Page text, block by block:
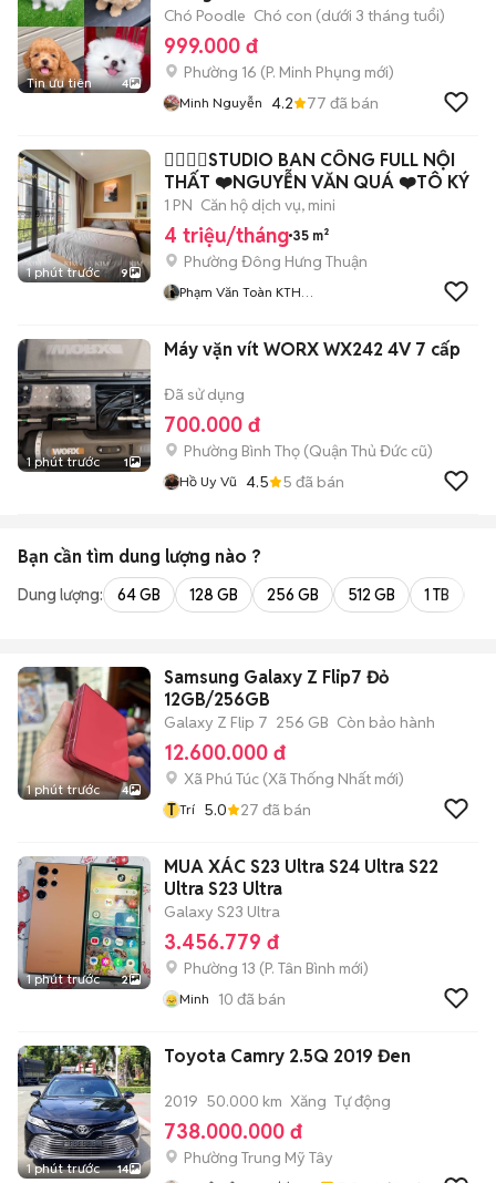
Tin ưu tiên 4
Chó Poodle Chó con (dưới 3 tháng tuổi)
999.000 đ
Phường 16 (P. Minh Phụng mới)
Minh Nguyễn 4.2 77 đã bán
1 phút trước 9
👉🏽👈🏽STUDIO BAN CÔNG FULL NỘI
THẤT ❤️NGUYỄN VĂN QUÁ ❤️TÔ KÝ
1 PN Căn hộ dịch vụ, mini
4 triệu/tháng 35 m²
Phường Đông Hưng Thuận
Phạm Văn Toàn KTH
1 phút trước 1
Máy vặn vít WORX WX242 4V 7 cấp
Đã sử dụng
700.000 đ
Phường Bình Thọ (Quận Thủ Đức cũ)
Hồ Uy Vũ 4.5 5 đã bán
Bạn cần tìm dung lượng nào ?
Dung lượng: 64 GB 128 GB 256 GB 512 GB 1 TB
1 phút trước 4
Samsung Galaxy Z Flip7 Đỏ
12GB/256GB
Galaxy Z Flip 7 256 GB Còn bảo hành
12.600.000 đ
Xã Phú Túc (Xã Thống Nhất mới)
T Trí 5.0 27 đã bán
1 phút trước 2
MUA XÁC S23 Ultra S24 Ultra S22
Ultra S23 Ultra
Galaxy S23 Ultra
3.456.779 đ
Phường 13 (P. Tân Bình mới)
Minh 10 đã bán
1 phút trước 14
Toyota Camry 2.5Q 2019 Đen
2019 50.000 km Xăng Tự động
738.000.000 đ
Phường Trung Mỹ Tây